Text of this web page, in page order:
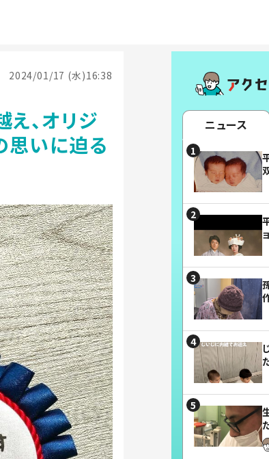
2024/01/17 (水)16:38
、オリジ
思いに迫る
ニュース